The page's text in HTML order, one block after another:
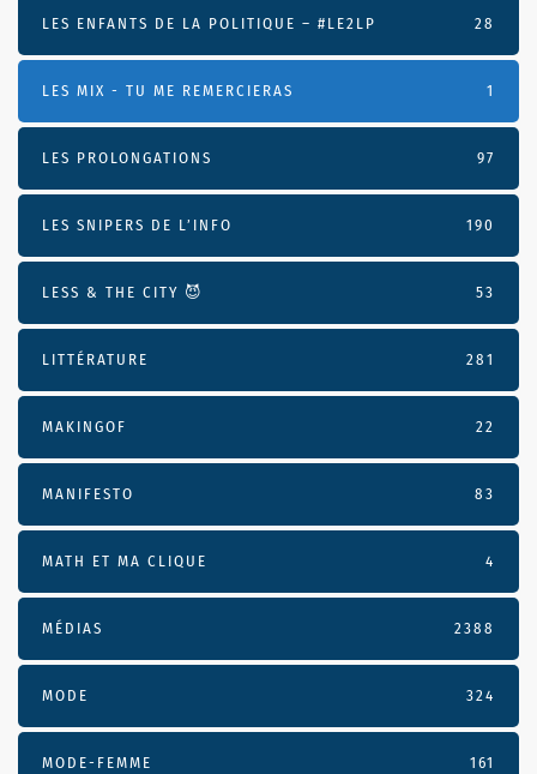
LES ENFANTS DE LA POLITIQUE – #LE2LP 28
LES MIX - TU ME REMERCIERAS 1
LES PROLONGATIONS 97
LES SNIPERS DE L’INFO 190
LESS & THE CITY 😈 53
LITTÉRATURE 281
MAKINGOF 22
MANIFESTO 83
MATH ET MA CLIQUE 4
MÉDIAS 2388
MODE 324
MODE-FEMME 161